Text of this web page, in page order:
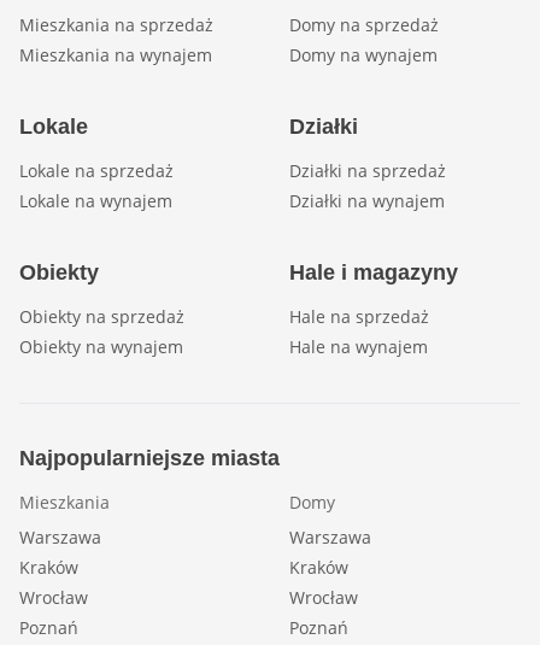
Mieszkania na sprzedaż
Mieszkania na wynajem
Domy na sprzedaż
Domy na wynajem
Lokale
Lokale na sprzedaż
Lokale na wynajem
Działki
Działki na sprzedaż
Działki na wynajem
Obiekty
Obiekty na sprzedaż
Obiekty na wynajem
Hale i magazyny
Hale na sprzedaż
Hale na wynajem
Najpopularniejsze miasta
Mieszkania
Warszawa
Kraków
Wrocław
Poznań
Domy
Warszawa
Kraków
Wrocław
Poznań